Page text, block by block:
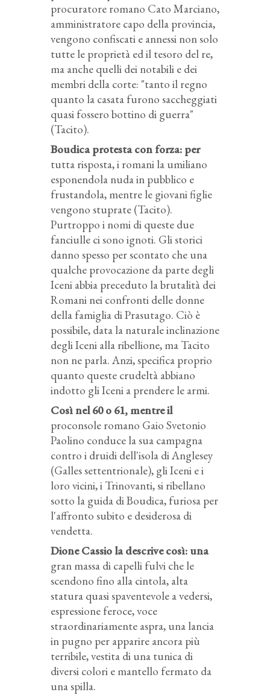
procuratore romano Cato Marciano,
amministratore capo della provincia,
vengono confiscati e annessi non solo
tutte le proprietà ed il tesoro del re,
ma anche quelli dei notabili e dei
membri della corte: "tanto il regno
quanto la casata furono saccheggiati
quasi fossero bottino di guerra"
(Tacito).
Boudica protesta con forza: per
tutta risposta, i romani la umiliano
esponendola nuda in pubblico e
frustandola, mentre le giovani figlie
vengono stuprate (Tacito).
Purtroppo i nomi di queste due
fanciulle ci sono ignoti. Gli storici
danno spesso per scontato che una
qualche provocazione da parte degli
Iceni abbia preceduto la brutalità dei
Romani nei confronti delle donne
della famiglia di Prasutago. Ciò è
possibile, data la naturale inclinazione
degli Iceni alla ribellione, ma Tacito
non ne parla. Anzi, specifica proprio
quanto queste crudeltà abbiano
indotto gli Iceni a prendere le armi.
Così nel 60 o 61, mentre il
proconsole romano Gaio Svetonio
Paolino conduce la sua campagna
contro i druidi dell'isola di Anglesey
(Galles settentrionale), gli Iceni e i
loro vicini, i Trinovanti, si ribellano
sotto la guida di Boudica, furiosa per
l'affronto subito e desiderosa di
vendetta.
Dione Cassio la descrive così: una
gran massa di capelli fulvi che le
scendono fino alla cintola, alta
statura quasi spaventevole a vedersi,
espressione feroce, voce
straordinariamente aspra, una lancia
in pugno per apparire ancora più
terribile, vestita di una tunica di
diversi colori e mantello fermato da
una spilla.